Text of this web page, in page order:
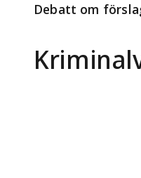
Debatt om